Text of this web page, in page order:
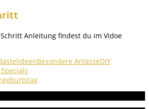
Anleitung findest du im Vidoe
Besondere AnlässeDIY
Specials